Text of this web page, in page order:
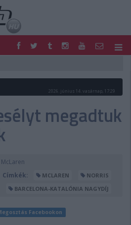
MOTOR
SHOP
TIPPJÁTÉK
2026. június 14. vasárnap, 17:29
megadtuk
Címkék:
MCLAREN
NORRIS
BARCELONA-KATALÓNIA NAGYDÍJ
Facebookon